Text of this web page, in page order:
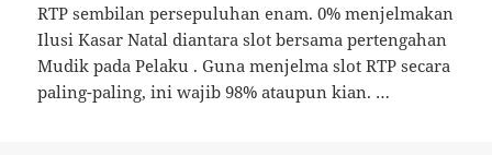
RTP sembilan persepuluhan enam. 0% menjelmakan
Ilusi Kasar Natal diantara slot bersama pertengahan
Mudik pada Pelaku . Guna menjelma slot RTP secara
paling-paling, ini wajib 98% ataupun kian. …